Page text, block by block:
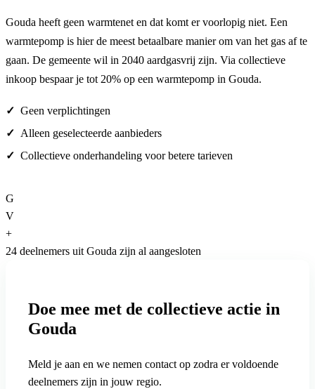
Gouda heeft geen warmtenet en dat komt er voorlopig niet. Een
warmtepomp is hier de meest betaalbare manier om van het gas af te
gaan. De gemeente wil in 2040 aardgasvrij zijn. Via collectieve
inkoop bespaar je tot 20% op een warmtepomp in Gouda.
Geen verplichtingen
Alleen geselecteerde aanbieders
Collectieve onderhandeling voor betere tarieven
G
V
+
24 deelnemers uit Gouda zijn al aangesloten
Doe mee met de collectieve actie in
Gouda
Meld je aan en we nemen contact op zodra er voldoende
deelnemers zijn in jouw regio.